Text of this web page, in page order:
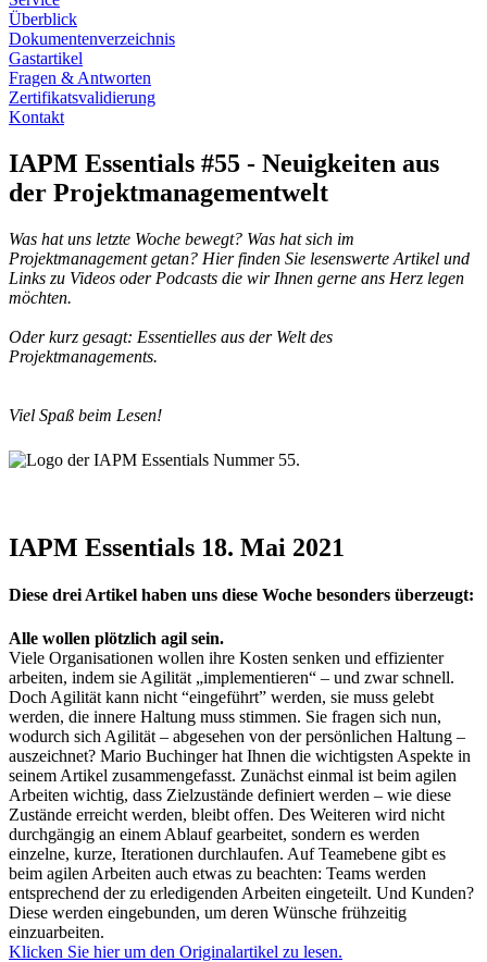
Überblick
Dokumentenverzeichnis
Gastartikel
Fragen & Antworten
Zertifikatsvalidierung
Kontakt
IAPM Essentials #55 - Neuigkeiten aus
der Projektmanagementwelt
Was hat uns letzte Woche bewegt? Was hat sich im
Projektmanagement getan? Hier finden Sie lesenswerte Artikel und
Links zu Videos oder Podcasts die wir Ihnen gerne ans Herz legen
möchten.
Oder kurz gesagt: Essentielles aus der Welt des
Projektmanagements.
Viel Spaß beim Lesen!
IAPM Essentials 18. Mai 2021
Diese drei Artikel haben uns diese Woche besonders überzeugt:
Alle wollen plötzlich agil sein.
Viele Organisationen wollen ihre Kosten senken und effizienter
arbeiten, indem sie Agilität „implementieren“ – und zwar schnell.
Doch Agilität kann nicht “eingeführt” werden, sie muss gelebt
werden, die innere Haltung muss stimmen. Sie fragen sich nun,
wodurch sich Agilität – abgesehen von der persönlichen Haltung –
auszeichnet? Mario Buchinger hat Ihnen die wichtigsten Aspekte in
seinem Artikel zusammengefasst. Zunächst einmal ist beim agilen
Arbeiten wichtig, dass Zielzustände definiert werden – wie diese
Zustände erreicht werden, bleibt offen. Des Weiteren wird nicht
durchgängig an einem Ablauf gearbeitet, sondern es werden
einzelne, kurze, Iterationen durchlaufen. Auf Teamebene gibt es
beim agilen Arbeiten auch etwas zu beachten: Teams werden
entsprechend der zu erledigenden Arbeiten eingeteilt. Und Kunden?
Diese werden eingebunden, um deren Wünsche frühzeitig
einzuarbeiten.
Klicken Sie hier um den Originalartikel zu lesen.